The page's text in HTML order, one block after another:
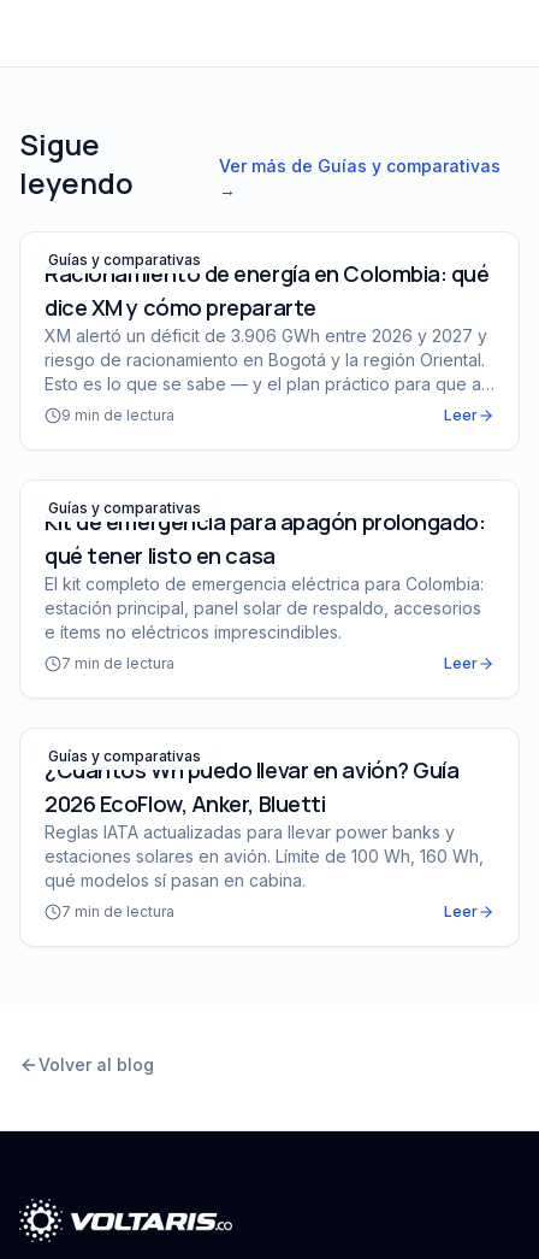
Sigue
leyendo
Ver más de Guías y comparativas
→
Racionamiento de energía en Colombia: qué dice XM y
Guías y comparativas
Racionamiento de energía en Colombia: qué
dice XM y cómo prepararte
XM alertó un déficit de 3.906 GWh entre 2026 y 2027 y
riesgo de racionamiento en Bogotá y la región Oriental.
Esto es lo que se sabe — y el plan práctico para que a
tu casa no la coja desprevenida.
9 min de lectura Leer
Kit de emergencia para apagón prolongado: qué tener
Guías y comparativas
Kit de emergencia para apagón prolongado:
qué tener listo en casa
El kit completo de emergencia eléctrica para Colombia:
estación principal, panel solar de respaldo, accesorios
e ítems no eléctricos imprescindibles.
7 min de lectura Leer
¿Cuántos Wh puedo llevar en avión? Guía 2026
Guías y comparativas
¿Cuántos Wh puedo llevar en avión? Guía
2026 EcoFlow, Anker, Bluetti
Reglas IATA actualizadas para llevar power banks y
estaciones solares en avión. Límite de 100 Wh, 160 Wh,
qué modelos sí pasan en cabina.
7 min de lectura Leer
Volver al blog